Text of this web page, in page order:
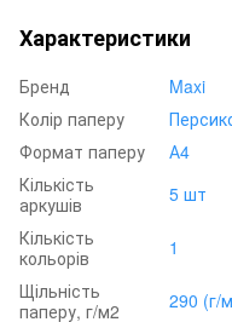
Характеристики
Бренд
Maxi
Колір паперу
Формат паперу
А4
Кількість
аркушів
5 шт
Кількість
кольорів
1
Щільність
паперу, г/м2
290 (г/